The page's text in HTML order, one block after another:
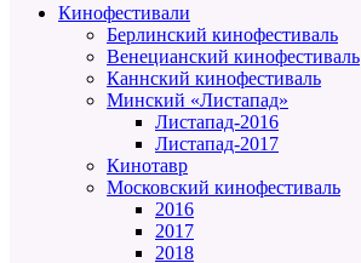
Кинофестивали
Берлинский кинофестиваль
Венецианский кинофестиваль
Каннский кинофестиваль
Минский «Листапад»
Листапад-2016
Листапад-2017
Кинотавр
Московский кинофестиваль
2016
2017
2018